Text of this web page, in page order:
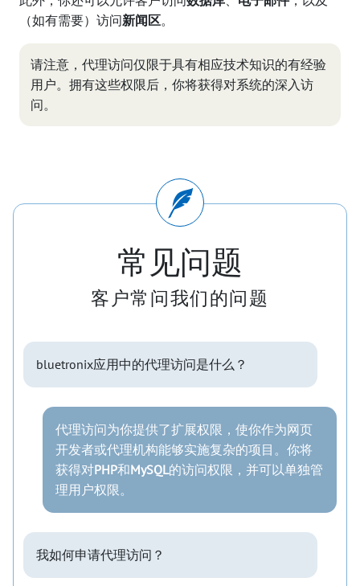
（如有需要）访问新闻区。
请注意，代理访问仅限于具有相应技术知识的有经验
用户。拥有这些权限后，你将获得对系统的深入访
问。
常见问题
客户常问我们的问题
bluetronix应用中的代理访问是什么？
代理访问为你提供了扩展权限，使你作为网页
开发者或代理机构能够实施复杂的项目。你将
获得对PHP和MySQL的访问权限，并可以单独管
理用户权限。
我如何申请代理访问？